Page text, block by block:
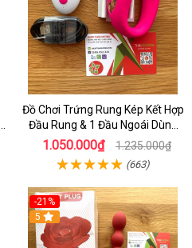
Đồ Chơi Trứng Rung Kép Kết Hợp
Đầu Rung & 1 Đầu Ngoái Dùng
Cho Nữ Giới Tăng Sự Kích Thích
mạnh mẽ
1.050.000₫ 1.235.000₫
(663)
-21%
5